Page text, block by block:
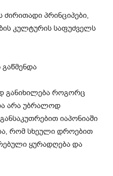
პრინციპები,
კულტურის საფუძველს
განიხილება როგორც
არა უბრალოდ
იაპონიაში
რომ სხეული დროებით
ყურადღება და